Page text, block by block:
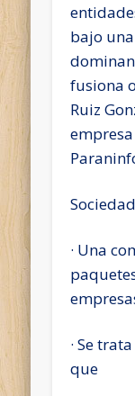
bajo
fusiona
Ruiz
· Una
· Se
que